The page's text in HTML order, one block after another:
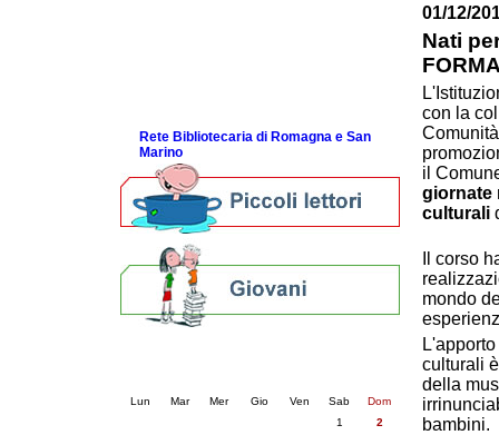
01/12/
Nati
con la
il
giornate
culturali
Il corso
mondo
culturali
della
bambini.
Rete Bibliotecaria di Romagna e San
Marino
Lun Mar Mer Gio Ven Sab
Dom
1
2